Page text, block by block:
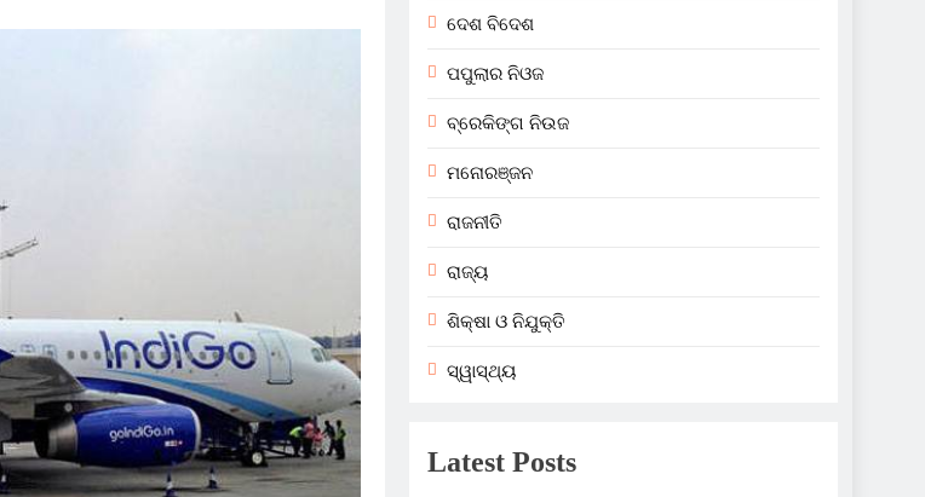
ଦେଶ ବିଦେଶ
ପପୁଲାର ନିଓଜ
ବ୍ରେକିଙ୍ଗ ନିଉଜ
ମନୋରଞ୍ଜନ
ରାଜନୀତି
ରାଜ୍ୟ
ଶିକ୍ଷା ଓ ନିଯୁକ୍ତି
ସ୍ୱାସ୍ଥ୍ୟ
Latest Posts